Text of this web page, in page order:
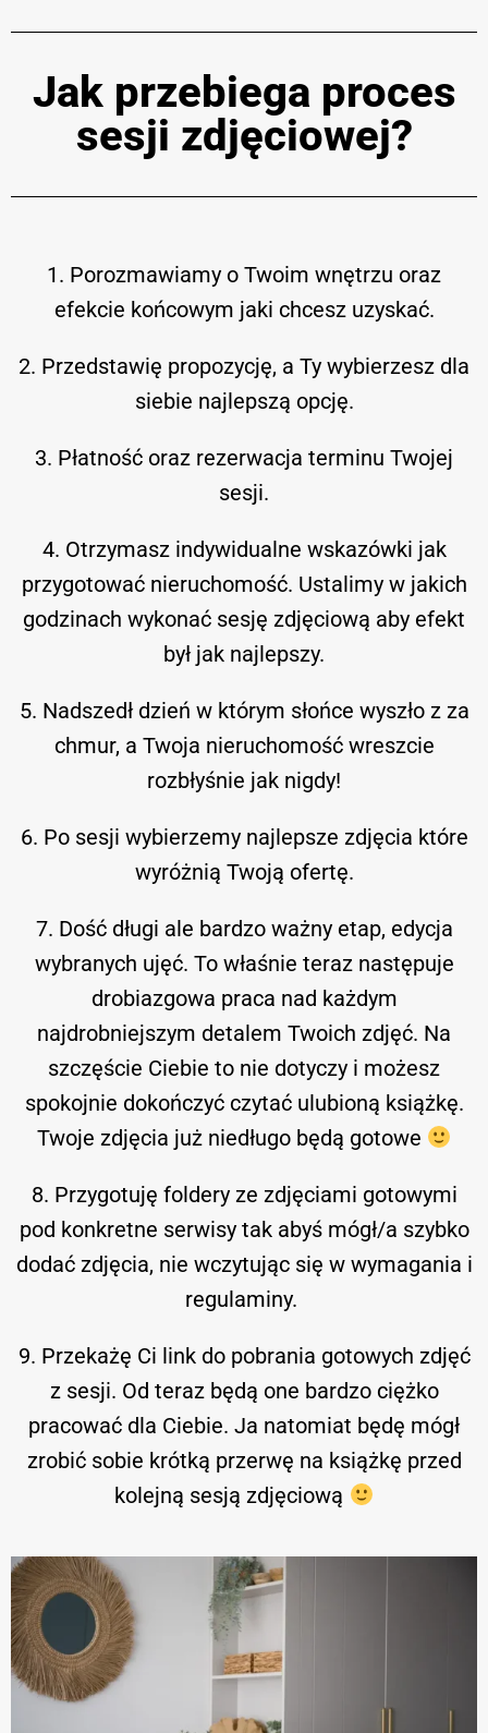
Jak przebiega proces
sesji zdjęciowej?​
1. Porozmawiamy o Twoim wnętrzu oraz
efekcie końcowym jaki chcesz uzyskać.
2. Przedstawię propozycję, a Ty wybierzesz dla
siebie najlepszą opcję.
3. Płatność oraz rezerwacja terminu Twojej
sesji.
4. Otrzymasz indywidualne wskazówki jak
przygotować nieruchomość. Ustalimy w jakich
godzinach wykonać sesję zdjęciową aby efekt
był jak najlepszy.
5. Nadszedł dzień w którym słońce wyszło z za
chmur, a Twoja nieruchomość wreszcie
rozbłyśnie jak nigdy!
6. Po sesji wybierzemy najlepsze zdjęcia które
wyróżnią Twoją ofertę.
7. Dość długi ale bardzo ważny etap, edycja
wybranych ujęć. To właśnie teraz następuje
drobiazgowa praca nad każdym
najdrobniejszym detalem Twoich zdjęć. Na
szczęście Ciebie to nie dotyczy i możesz
spokojnie dokończyć czytać ulubioną książkę.
Twoje zdjęcia już niedługo będą gotowe
8. Przygotuję foldery ze zdjęciami gotowymi
pod konkretne serwisy tak abyś mógł/a szybko
dodać zdjęcia, nie wczytując się w wymagania i
regulaminy.
9. Przekażę Ci link do pobrania gotowych zdjęć
z sesji. Od teraz będą one bardzo ciężko
pracować dla Ciebie. Ja natomiat będę mógł
zrobić sobie krótką przerwę na książkę przed
kolejną sesją zdjęciową